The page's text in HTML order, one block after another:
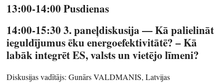
13:00-14:00 Pusdienas
14:00-15:30 3. paneļdiskusija — Kā palielināt
ieguldījumus ēku energoefektivitātē? – Kā
labāk integrēt ES, valsts un vietējo līmeni?
Diskusijas vadītājs: Gunārs VALDMANIS, Latvijas